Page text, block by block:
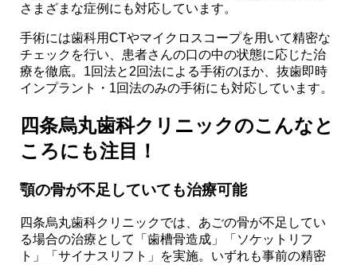
さまざまな症例にも対応しています。
手術には歯科用CTやマイクロスコープを用いて精密な
チェックを行い、患者さんの口の中の状態に応じた治
療を徹底。1回法と2回法による手術のほか、抜歯即時
インプラント・1回法のみの手術にも対応しています。
四条烏丸歯科クリニックのこんなと
ころにも注目！
顎の骨が不足していても治療可能
四条烏丸歯科クリニックでは、あごの骨が不足してい
る場合の治療として「歯槽骨造成」「ソケットリフ
ト」「サイナスリフト」を実施。いずれも事前の精密